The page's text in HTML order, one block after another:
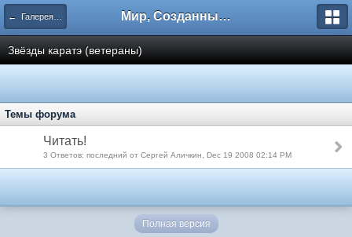
← Галерея Славы SuperKarate Мир, Созданный Мастером.
Звёзды каратэ (ветераны)
Темы форума
Читать!
3 Ответов: последний от Сергей Аличкин, Dec 19 2008 02:14 PM
Полная версия